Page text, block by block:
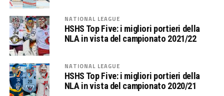
NATIONAL LEAGUE
HSHS Top Five: i migliori portieri della
NLA in vista del campionato 2021/22
NATIONAL LEAGUE
HSHS Top Five: i migliori portieri della
NLA in vista del campionato 2020/21